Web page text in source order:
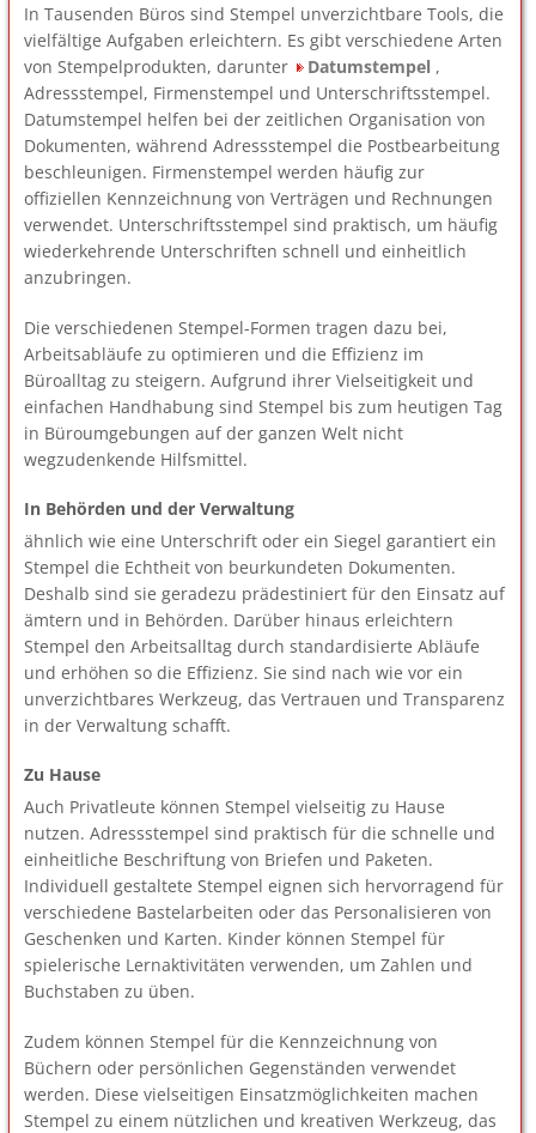
In Tausenden Büros sind Stempel unverzichtbare Tools, die
vielfältige Aufgaben erleichtern. Es gibt verschiedene Arten
von Stempelprodukten, darunter
Datumstempel ,
Adressstempel, Firmenstempel und Unterschriftsstempel.
Datumstempel helfen bei der zeitlichen Organisation von
Dokumenten, während Adressstempel die Postbearbeitung
beschleunigen. Firmenstempel werden häufig zur
offiziellen Kennzeichnung von Verträgen und Rechnungen
verwendet. Unterschriftsstempel sind praktisch, um häufig
wiederkehrende Unterschriften schnell und einheitlich
anzubringen.
Die verschiedenen Stempel-Formen tragen dazu bei,
Arbeitsabläufe zu optimieren und die Effizienz im
Büroalltag zu steigern. Aufgrund ihrer Vielseitigkeit und
einfachen Handhabung sind Stempel bis zum heutigen Tag
in Büroumgebungen auf der ganzen Welt nicht
wegzudenkende Hilfsmittel.
In Behörden und der Verwaltung
ähnlich wie eine Unterschrift oder ein Siegel garantiert ein
Stempel die Echtheit von beurkundeten Dokumenten.
Deshalb sind sie geradezu prädestiniert für den Einsatz auf
ämtern und in Behörden. Darüber hinaus erleichtern
Stempel den Arbeitsalltag durch standardisierte Abläufe
und erhöhen so die Effizienz. Sie sind nach wie vor ein
unverzichtbares Werkzeug, das Vertrauen und Transparenz
in der Verwaltung schafft.
Zu Hause
Auch Privatleute können Stempel vielseitig zu Hause
nutzen. Adressstempel sind praktisch für die schnelle und
einheitliche Beschriftung von Briefen und Paketen.
Individuell gestaltete Stempel eignen sich hervorragend für
verschiedene Bastelarbeiten oder das Personalisieren von
Geschenken und Karten. Kinder können Stempel für
spielerische Lernaktivitäten verwenden, um Zahlen und
Buchstaben zu üben.
Zudem können Stempel für die Kennzeichnung von
Büchern oder persönlichen Gegenständen verwendet
werden. Diese vielseitigen Einsatzmöglichkeiten machen
Stempel zu einem nützlichen und kreativen Werkzeug, das